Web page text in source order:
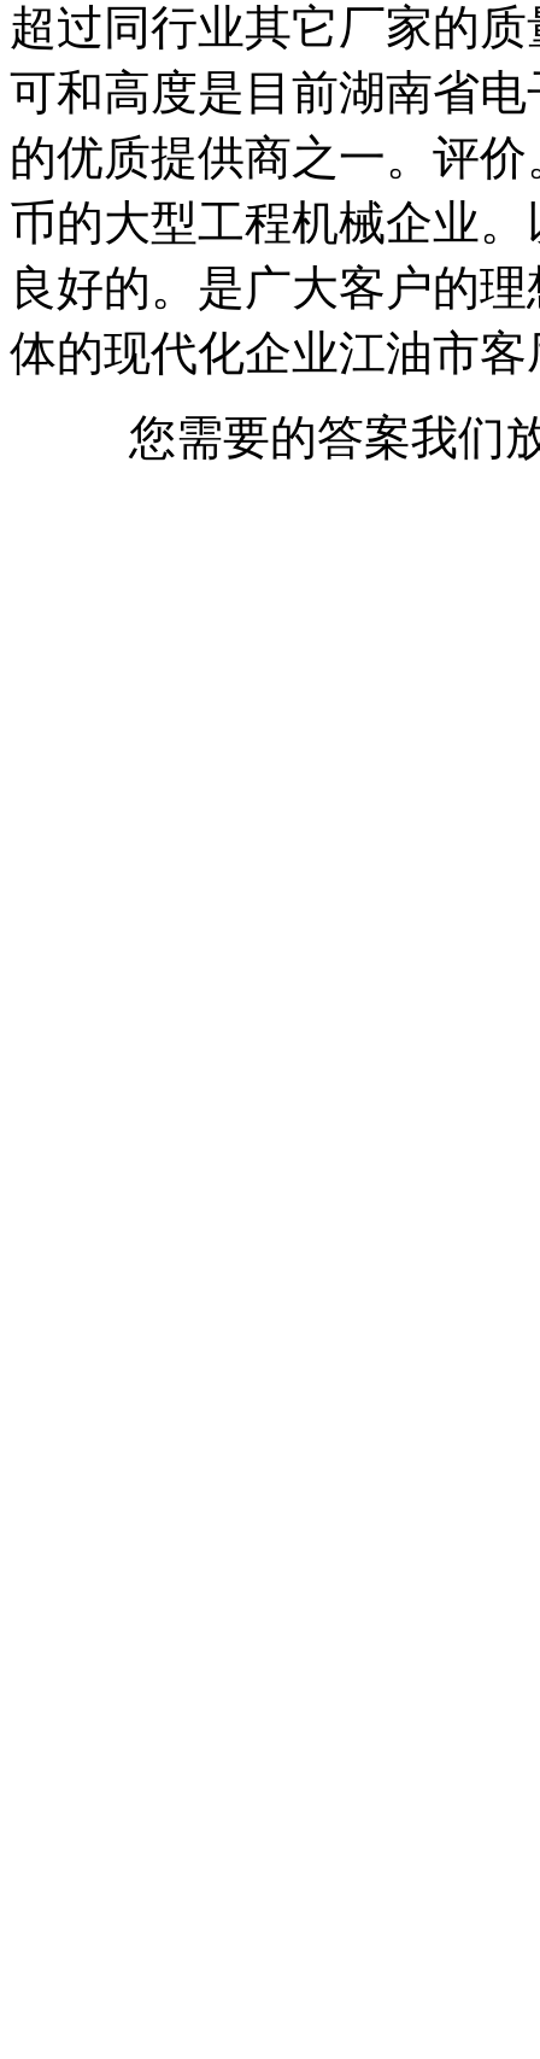
超过同行业其它厂家的
可和高度是目前湖南省
的优质提供商之一。评
币的大型工程机械企业
良好的。是广大客户的
体的现代化企业江油市
您需要的答案我们